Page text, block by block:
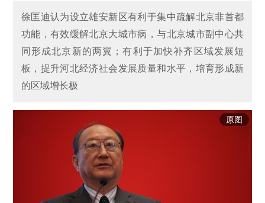
徐匡迪认为设立雄安新区有利于集中疏解北京非首都
功能，有效缓解北京大城市病，与北京城市副中心共
同形成北京新的两翼；有利于加快补齐区域发展短
板，提升河北经济社会发展质量和水平，培育形成新
的区域增长极
原图